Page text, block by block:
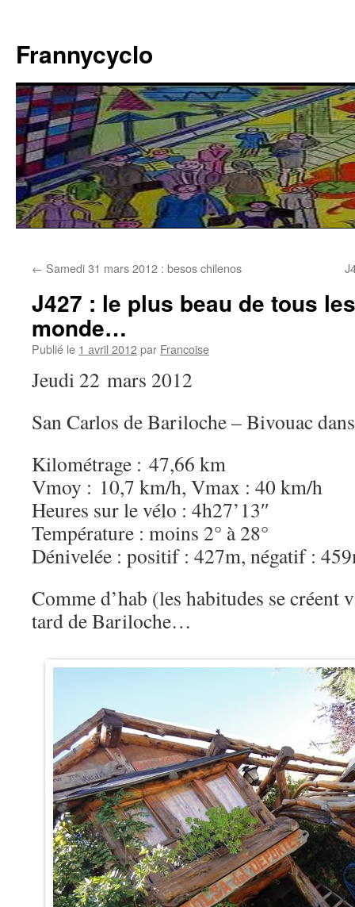
contenu
Frannycyclo
← Samedi 31 mars 2012 : besos chilenos
J427 : le plus beau de tous
monde…
Publié le 1 avril 2012par Francoise
Jeudi 22 mars 2012
San Carlos de Bariloche – Bivouac
Kilométrage : 47,66 km
Vmoy : 10,7 km/h, Vmax : 40 km/h
Heures sur le vélo : 4h27’13″
Température : moins 2° à 28°
Dénivelée : positif : 427m, négatif :
Comme d’hab (les habitudes se
tard de Bariloche…